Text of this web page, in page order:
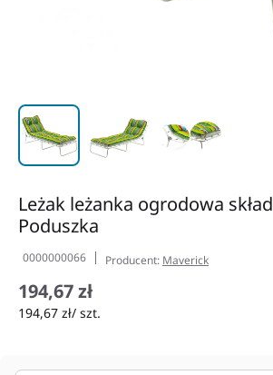
Leżak leżanka ogrodowa
Poduszka
0000000066 Producent: Maverick
194,67 zł
194,67 zł/ szt.